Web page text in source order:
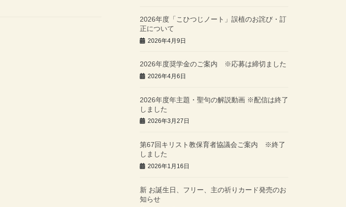
2026年度「こひつじノート」誤植のお詫び・訂
正について
2026年4月9日
2026年度奨学金のご案内 ※応募は締切ました
2026年4月6日
2026年度年主題・聖句の解説動画 ※配信は終了
しました
2026年3月27日
第67回キリスト教保育者協議会ご案内 ※終了
しました
2026年1月16日
新 お誕生日、フリー、主の祈りカード発売のお
知らせ